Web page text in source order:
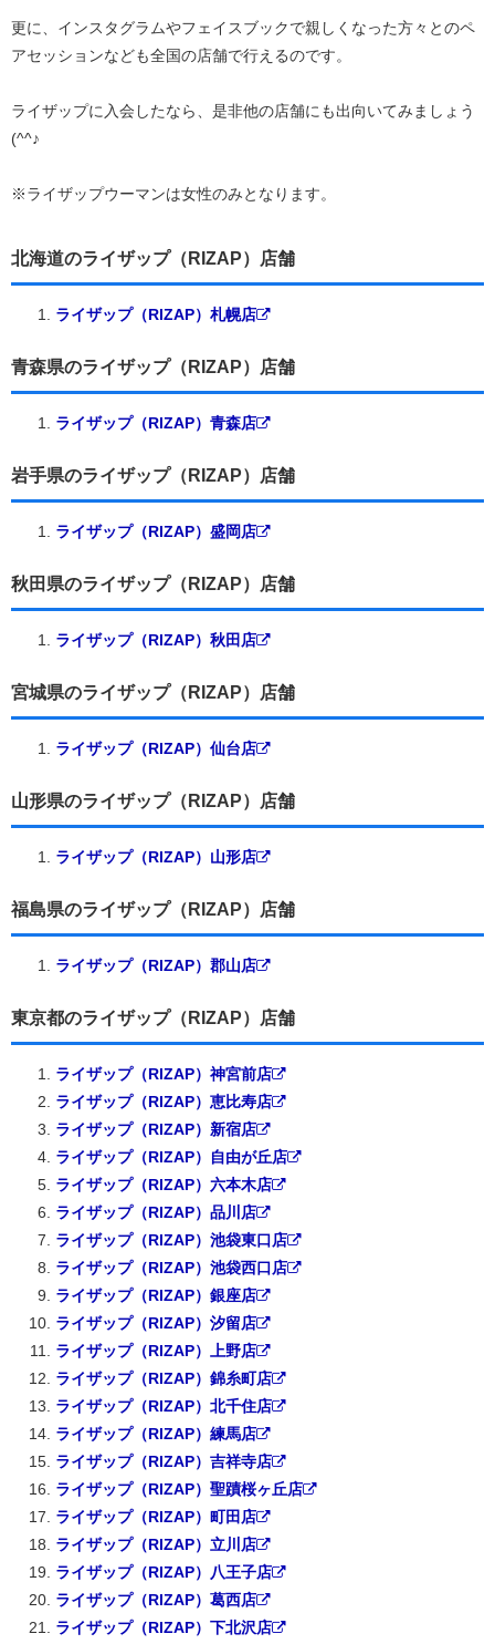
更に、インスタグラムやフェイスブックで親しくなった方々とのペ
アセッションなども全国の店舗で行えるのです。
ライザップに入会したなら、是非他の店舗にも出向いてみましょう
(^^♪
※ライザップウーマンは女性のみとなります。
北海道のライザップ（RIZAP）店舗
ライザップ（RIZAP）札幌店
青森県のライザップ（RIZAP）店舗
ライザップ（RIZAP）青森店
岩手県のライザップ（RIZAP）店舗
ライザップ（RIZAP）盛岡店
秋田県のライザップ（RIZAP）店舗
ライザップ（RIZAP）秋田店
宮城県のライザップ（RIZAP）店舗
ライザップ（RIZAP）仙台店
山形県のライザップ（RIZAP）店舗
ライザップ（RIZAP）山形店
福島県のライザップ（RIZAP）店舗
ライザップ（RIZAP）郡山店
東京都のライザップ（RIZAP）店舗
ライザップ（RIZAP）神宮前店
ライザップ（RIZAP）恵比寿店
ライザップ（RIZAP）新宿店
ライザップ（RIZAP）自由が丘店
ライザップ（RIZAP）六本木店
ライザップ（RIZAP）品川店
ライザップ（RIZAP）池袋東口店
ライザップ（RIZAP）池袋西口店
ライザップ（RIZAP）銀座店
ライザップ（RIZAP）汐留店
ライザップ（RIZAP）上野店
ライザップ（RIZAP）錦糸町店
ライザップ（RIZAP）北千住店
ライザップ（RIZAP）練馬店
ライザップ（RIZAP）吉祥寺店
ライザップ（RIZAP）聖蹟桜ヶ丘店
ライザップ（RIZAP）町田店
ライザップ（RIZAP）立川店
ライザップ（RIZAP）八王子店
ライザップ（RIZAP）葛西店
ライザップ（RIZAP）下北沢店